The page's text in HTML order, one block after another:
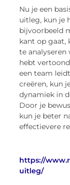
Nu je een
uitleg, kun je
bijvoorbeeld
kant op gaat,
te analyseren
hebt
een team
creëren, kun
dynamiek in
Door je
kun je beter
effectievere
https://
uitleg/